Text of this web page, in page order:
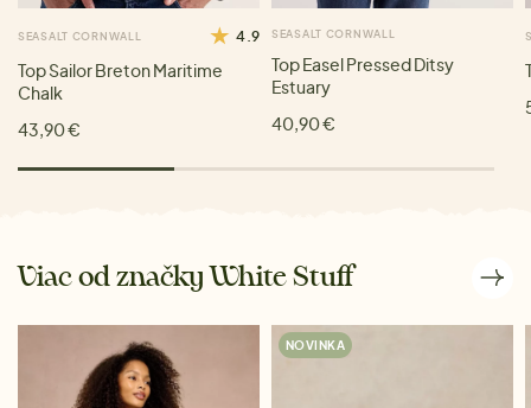
SEASALT CORNWALL 4.9
Top Sailor Breton Maritime
Chalk
43,90 €
SEASALT CORNWALL
Top Easel Pressed Ditsy
Estuary
40,90 €
Viac od značky White Stuff
NOVINKA